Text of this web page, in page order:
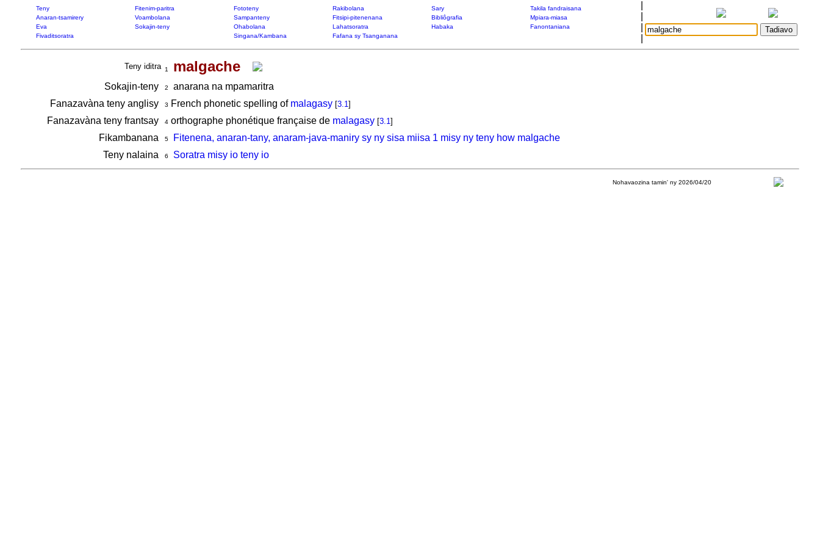
Teny Fitenim-paritra Fototeny Rakibolana Sary
Takila fandraisana
Anaran-tsamirery
Voambolana Sampanteny Fitsipi-pitenenana Bibliôgrafia
Mpiara-miasa
Eva
Sokajin-teny Ohabolana Lahatsoratra Habaka
Fanontaniana
Fivaditsoratra
Singana/Kambana Fafana sy Tsanganana
Teny iditra 1 malgache
Sokajin-teny 2
anarana na mpamaritra
Fanazavàna teny anglisy
3 French phonetic spelling of malagasy [3.1]
Fanazavàna teny frantsay 4orthographe phonétique française de malagasy [3.1]
Fikambanana 5
Fitenena, anaran-tany, anaram-java-maniry sy ny sisa miisa 1 misy ny teny how malgache
Teny nalaina
6 Soratra misy io teny io
Nohavaozina tamin' ny 2026/04/20